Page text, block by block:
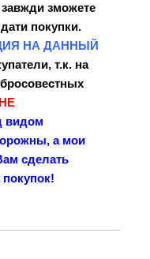
завжди зможете
покупки.
НА ДАННЫЙ
т.к. на
НЕ
видом
а мои
сделать